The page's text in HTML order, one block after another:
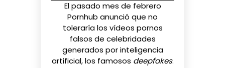
El pasado mes de febrero
Pornhub anunció que no
toleraría los vídeos pornos
falsos de celebridades
generados por inteligencia
artificial,los famosos deepfakes.